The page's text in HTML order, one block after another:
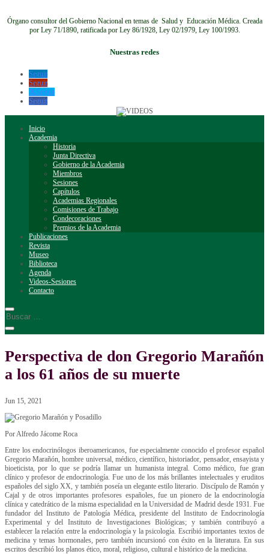
Órgano consultor del Gobierno Nacional en temas de Salud y Educación Médica. Creada
por Ley 71/1890, ratificada por Ley 86/1928, Ley 02/1979, Ley 100/1993.
Nuestras redes
Seguir
Seguir
Seguir
Seguir
Inicio
Academia
Historia
Junta Directiva
Gobierno de la Academia
Miembros
Sesiones
Capítulos
Academias Regionales
Comisiones de Trabajo
Condecoraciones
Premios de la Academia
Publicaciones
Revista
Museo
Biblioteca
Agenda
Videos-Sesiones
Contacto
Perspectiva de don Gregorio Marañón
a los 61 años de su muerte
Jun 15, 2021
Por Alfredo Jácome Roca
Entre los endocrinólogos iberoamericanos, fue especialmente conocido el profesor español
Gregorio Marañón, hombre universal, médico, científico, historiador, pensador, ensayista y
bioeticista, por lo que se podría llamar un humanista integral. Como médico, fue gran
clínico y profesor de endocrinología. Fue uno de los más brillantes intelectuales y eruditos
españoles del siglo XX, y también poseía un elegante estilo literario. Discípulo de Ramón y
Cajal y de otros importantes profesores españoles, fue un pionero de la endocrinología
clínica y catedrático de la misma especialidad en la Universidad de Madrid desde 1931. Fue
fundador del Instituto de Patología Médica, presidente del Instituto de Endocrinología
Experimental y del Instituto de Investigaciones Biológicas; y también contribuyó a
establecer la relación entre la endocrinología y la psicología. Escribió importantes textos de
medicina y temas hormonales, pero también incursionó con éxito en la literatura. En sus
escritos describió los planos ético, moral, religioso, cultural e histórico de la medicina.